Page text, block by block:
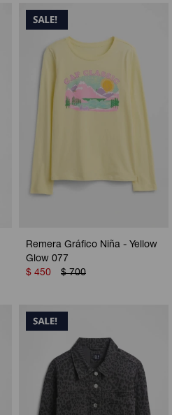
Remera Gráfico Niña - Yellow
Glow 077
$ 450 $ 700